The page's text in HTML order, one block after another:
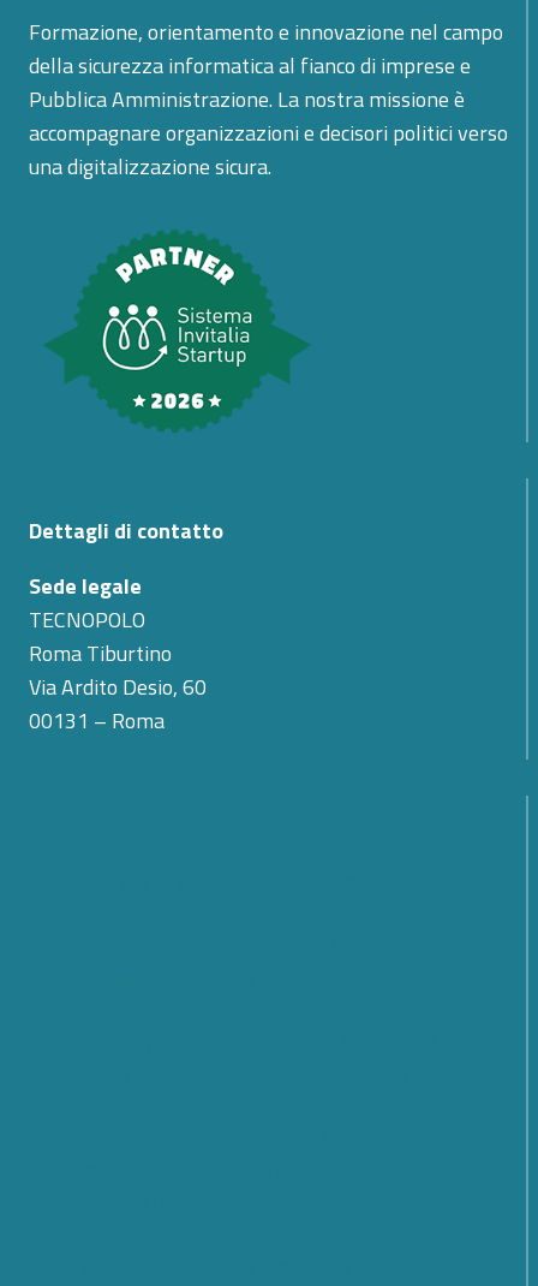
Formazione, orientamento e innovazione nel campo
della sicurezza informatica al fianco di imprese e
Pubblica Amministrazione. La nostra missione è
accompagnare organizzazioni e decisori politici verso
una digitalizzazione sicura.
Dettagli di contatto
Sede legale
TECNOPOLO
Roma Tiburtino
Via Ardito Desio, 60
00131 – Roma